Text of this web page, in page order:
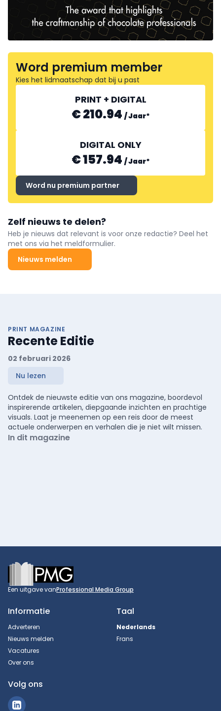
Word premium member
Kies het lidmaatschap dat bij u past
PRINT + DIGITAL
€ 210.94 /Jaar*
DIGITAL ONLY
€ 157.94 /Jaar*
Word nu premium partner
Zelf nieuws te delen?
Heb je nieuws dat relevant is voor onze redactie? Deel het
met ons via het meldformulier.
Nieuws melden
PRINT MAGAZINE
Recente Editie
02 februari 2026
Nu lezen
Ontdek de nieuwste editie van ons magazine, boordevol
inspirerende artikelen, diepgaande inzichten en prachtige
visuals. Laat je meenemen op een reis door de meest
actuele onderwerpen en verhalen die je niet wilt missen.
In dit magazine
Footer
Een uitgave vanProfessional Media Group
Informatie
Adverteren
Nieuws melden
Vacatures
Over ons
Taal
Nederlands
Frans
Volg ons